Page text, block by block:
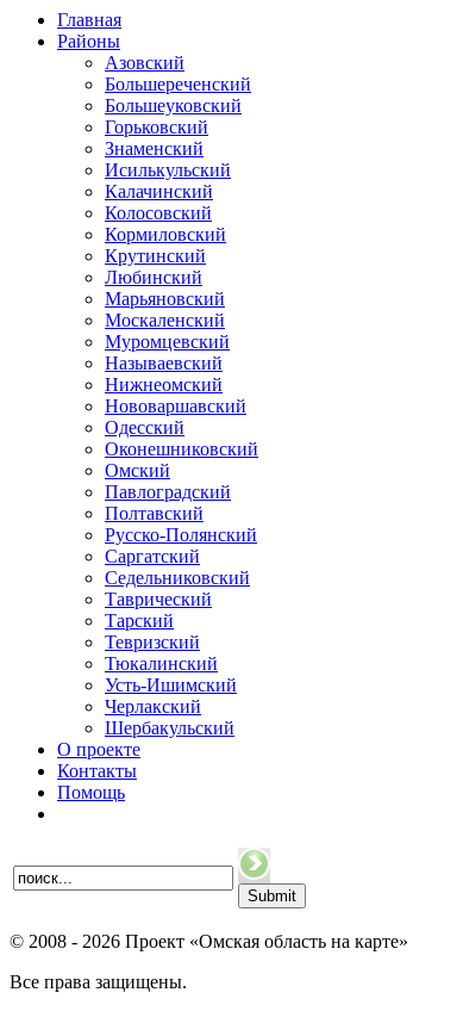
Главная
Районы
Азовский
Большереченский
Большеуковский
Горьковский
Знаменский
Исилькульский
Калачинский
Колосовский
Кормиловский
Крутинский
Любинский
Марьяновский
Москаленский
Муромцевский
Называевский
Нижнеомский
Нововаршавский
Одесский
Оконешниковский
Омский
Павлоградский
Полтавский
Русско-Полянский
Саргатский
Седельниковский
Таврический
Тарский
Тевризский
Тюкалинский
Усть-Ишимский
Черлакский
Шербакульский
О проекте
Контакты
Помощь
© 2008 - 2026 Проект «Омская область на карте»
Все права защищены.